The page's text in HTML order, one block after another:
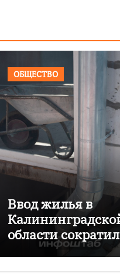
ОБЩЕСТВО
Ввод жилья в
области
почти на 16%